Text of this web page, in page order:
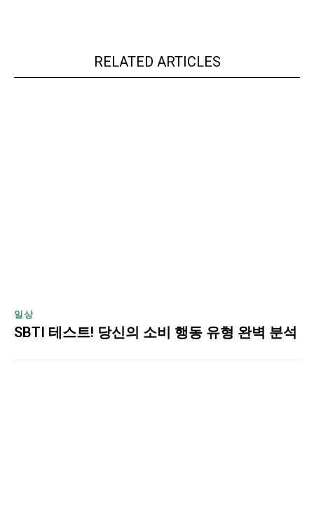
RELATED ARTICLES
일상
SBTI 테스트! 당신의 소비 행동 유형 완벽 분석